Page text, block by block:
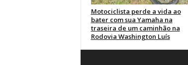
Motociclista perde a vida ao
bater com sua Yamaha na
traseira de um caminhão na
Rodovia Washington Luís